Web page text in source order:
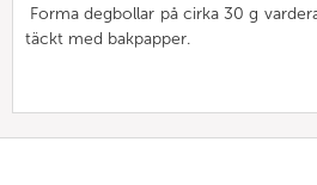
Forma degbollar på cirka 30 g
täckt med bakpapper.